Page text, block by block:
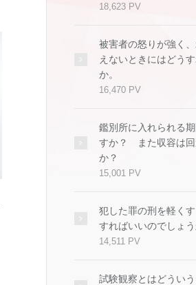
18,623 PV
被害者の怒りが強く
えないときにはどう
か。
16,470 PV
鑑別所に入れられる
すか？ また収容は回
か？
15,001 PV
犯した罪の刑を軽く
すればいいのでしょう
14,511 PV
試験観察とはどうい